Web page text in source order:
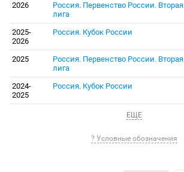
2026
Россия. Первенство России. Вторая
лига
2025-
2026
Россия. Кубок России
2025
Россия. Первенство России. Вторая
лига
2024-
2025
Россия. Кубок России
ЕЩЕ
? Условные обозначения